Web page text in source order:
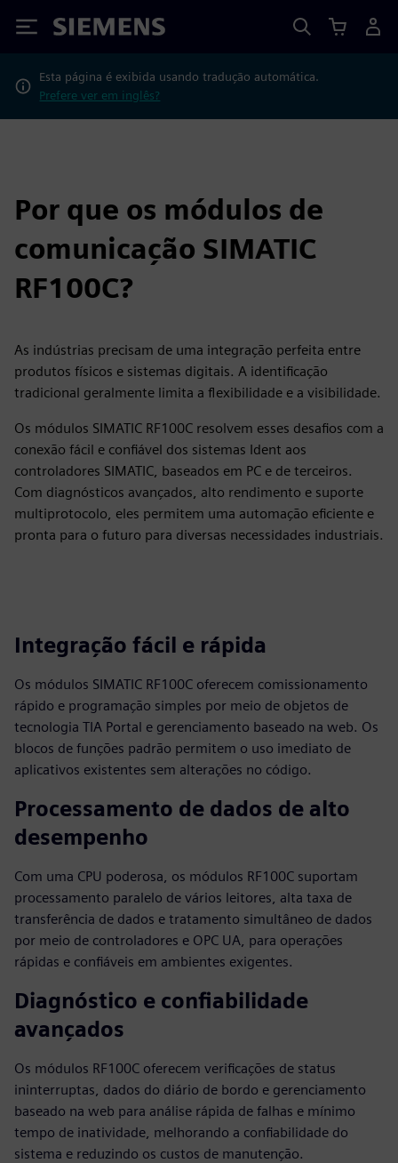
Siemens
Esta página é exibida usando tradução automática.
Prefere ver em inglês?
Por que os módulos de
comunicação SIMATIC
RF100C?
As indústrias precisam de uma integração perfeita entre
produtos físicos e sistemas digitais. A identificação
tradicional geralmente limita a flexibilidade e a visibilidade.
Os módulos SIMATIC RF100C resolvem esses desafios com a
conexão fácil e confiável dos sistemas Ident aos
controladores SIMATIC, baseados em PC e de terceiros.
Com diagnósticos avançados, alto rendimento e suporte
multiprotocolo, eles permitem uma automação eficiente e
pronta para o futuro para diversas necessidades industriais.
Integração fácil e rápida
Os módulos SIMATIC RF100C oferecem comissionamento
rápido e programação simples por meio de objetos de
tecnologia TIA Portal e gerenciamento baseado na web. Os
blocos de funções padrão permitem o uso imediato de
aplicativos existentes sem alterações no código.
Processamento de dados de alto
desempenho
Com uma CPU poderosa, os módulos RF100C suportam
processamento paralelo de vários leitores, alta taxa de
transferência de dados e tratamento simultâneo de dados
por meio de controladores e OPC UA, para operações
rápidas e confiáveis em ambientes exigentes.
Diagnóstico e confiabilidade
avançados
Os módulos RF100C oferecem verificações de status
ininterruptas, dados do diário de bordo e gerenciamento
baseado na web para análise rápida de falhas e mínimo
tempo de inatividade, melhorando a confiabilidade do
sistema e reduzindo os custos de manutenção.